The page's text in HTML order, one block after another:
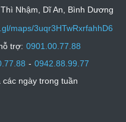
Nhậm, Dĩ An, Bình Dương
maps/3uqr3HTwRxrfahhD6
trợ: 0901.00.77.88
- 0942.88.99.77
ngày trong tuần